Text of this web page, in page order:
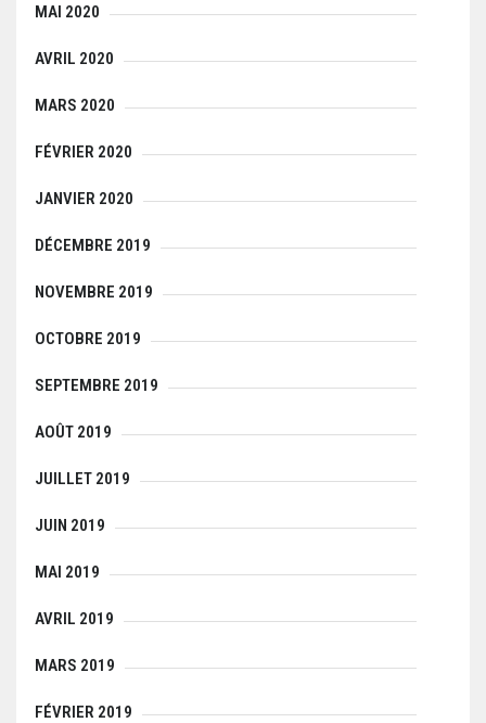
MAI 2020
AVRIL 2020
MARS 2020
FÉVRIER 2020
JANVIER 2020
DÉCEMBRE 2019
NOVEMBRE 2019
OCTOBRE 2019
SEPTEMBRE 2019
AOÛT 2019
JUILLET 2019
JUIN 2019
MAI 2019
AVRIL 2019
MARS 2019
FÉVRIER 2019